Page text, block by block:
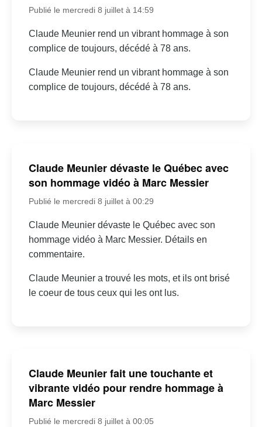
Publié le mercredi 8 juillet à 14:59
Claude Meunier rend un vibrant hommage à son
complice de toujours, décédé à 78 ans.
Claude Meunier rend un vibrant hommage à son
complice de toujours, décédé à 78 ans.
Claude Meunier dévaste le Québec avec
son hommage vidéo à Marc Messier
Publié le mercredi 8 juillet à 00:29
Claude Meunier dévaste le Québec avec son
hommage vidéo à Marc Messier. Détails en
commentaire.
Claude Meunier a trouvé les mots, et ils ont brisé
le coeur de tous ceux qui les ont lus.
Claude Meunier fait une touchante et
vibrante vidéo pour rendre hommage à
Marc Messier
Publié le mercredi 8 juillet à 00:05